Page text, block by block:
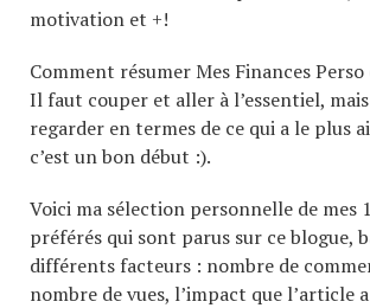
motivation et +!
Comment résumer Mes Finances
Il faut couper et aller à l’essentiel,
regarder en termes de ce qui a le plus
c’est un bon début :).
Voici ma sélection personnelle de mes
préférés qui sont parus sur ce blogue,
différents facteurs : nombre de
nombre de vues, l’impact que l’article